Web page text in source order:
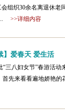
会组织30余名离退休
... >>详细内容
】爱春天 爱生活
三八妇女节”春游活动
先来看看遍地娇艳